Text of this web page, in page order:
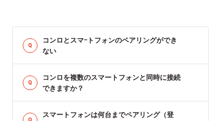
コンロとスマｰトフォンのペアリングができ
ない
コンロを複数のスマートフォンと同時に接続
できますか？
スマートフォンは何台までペアリング（登